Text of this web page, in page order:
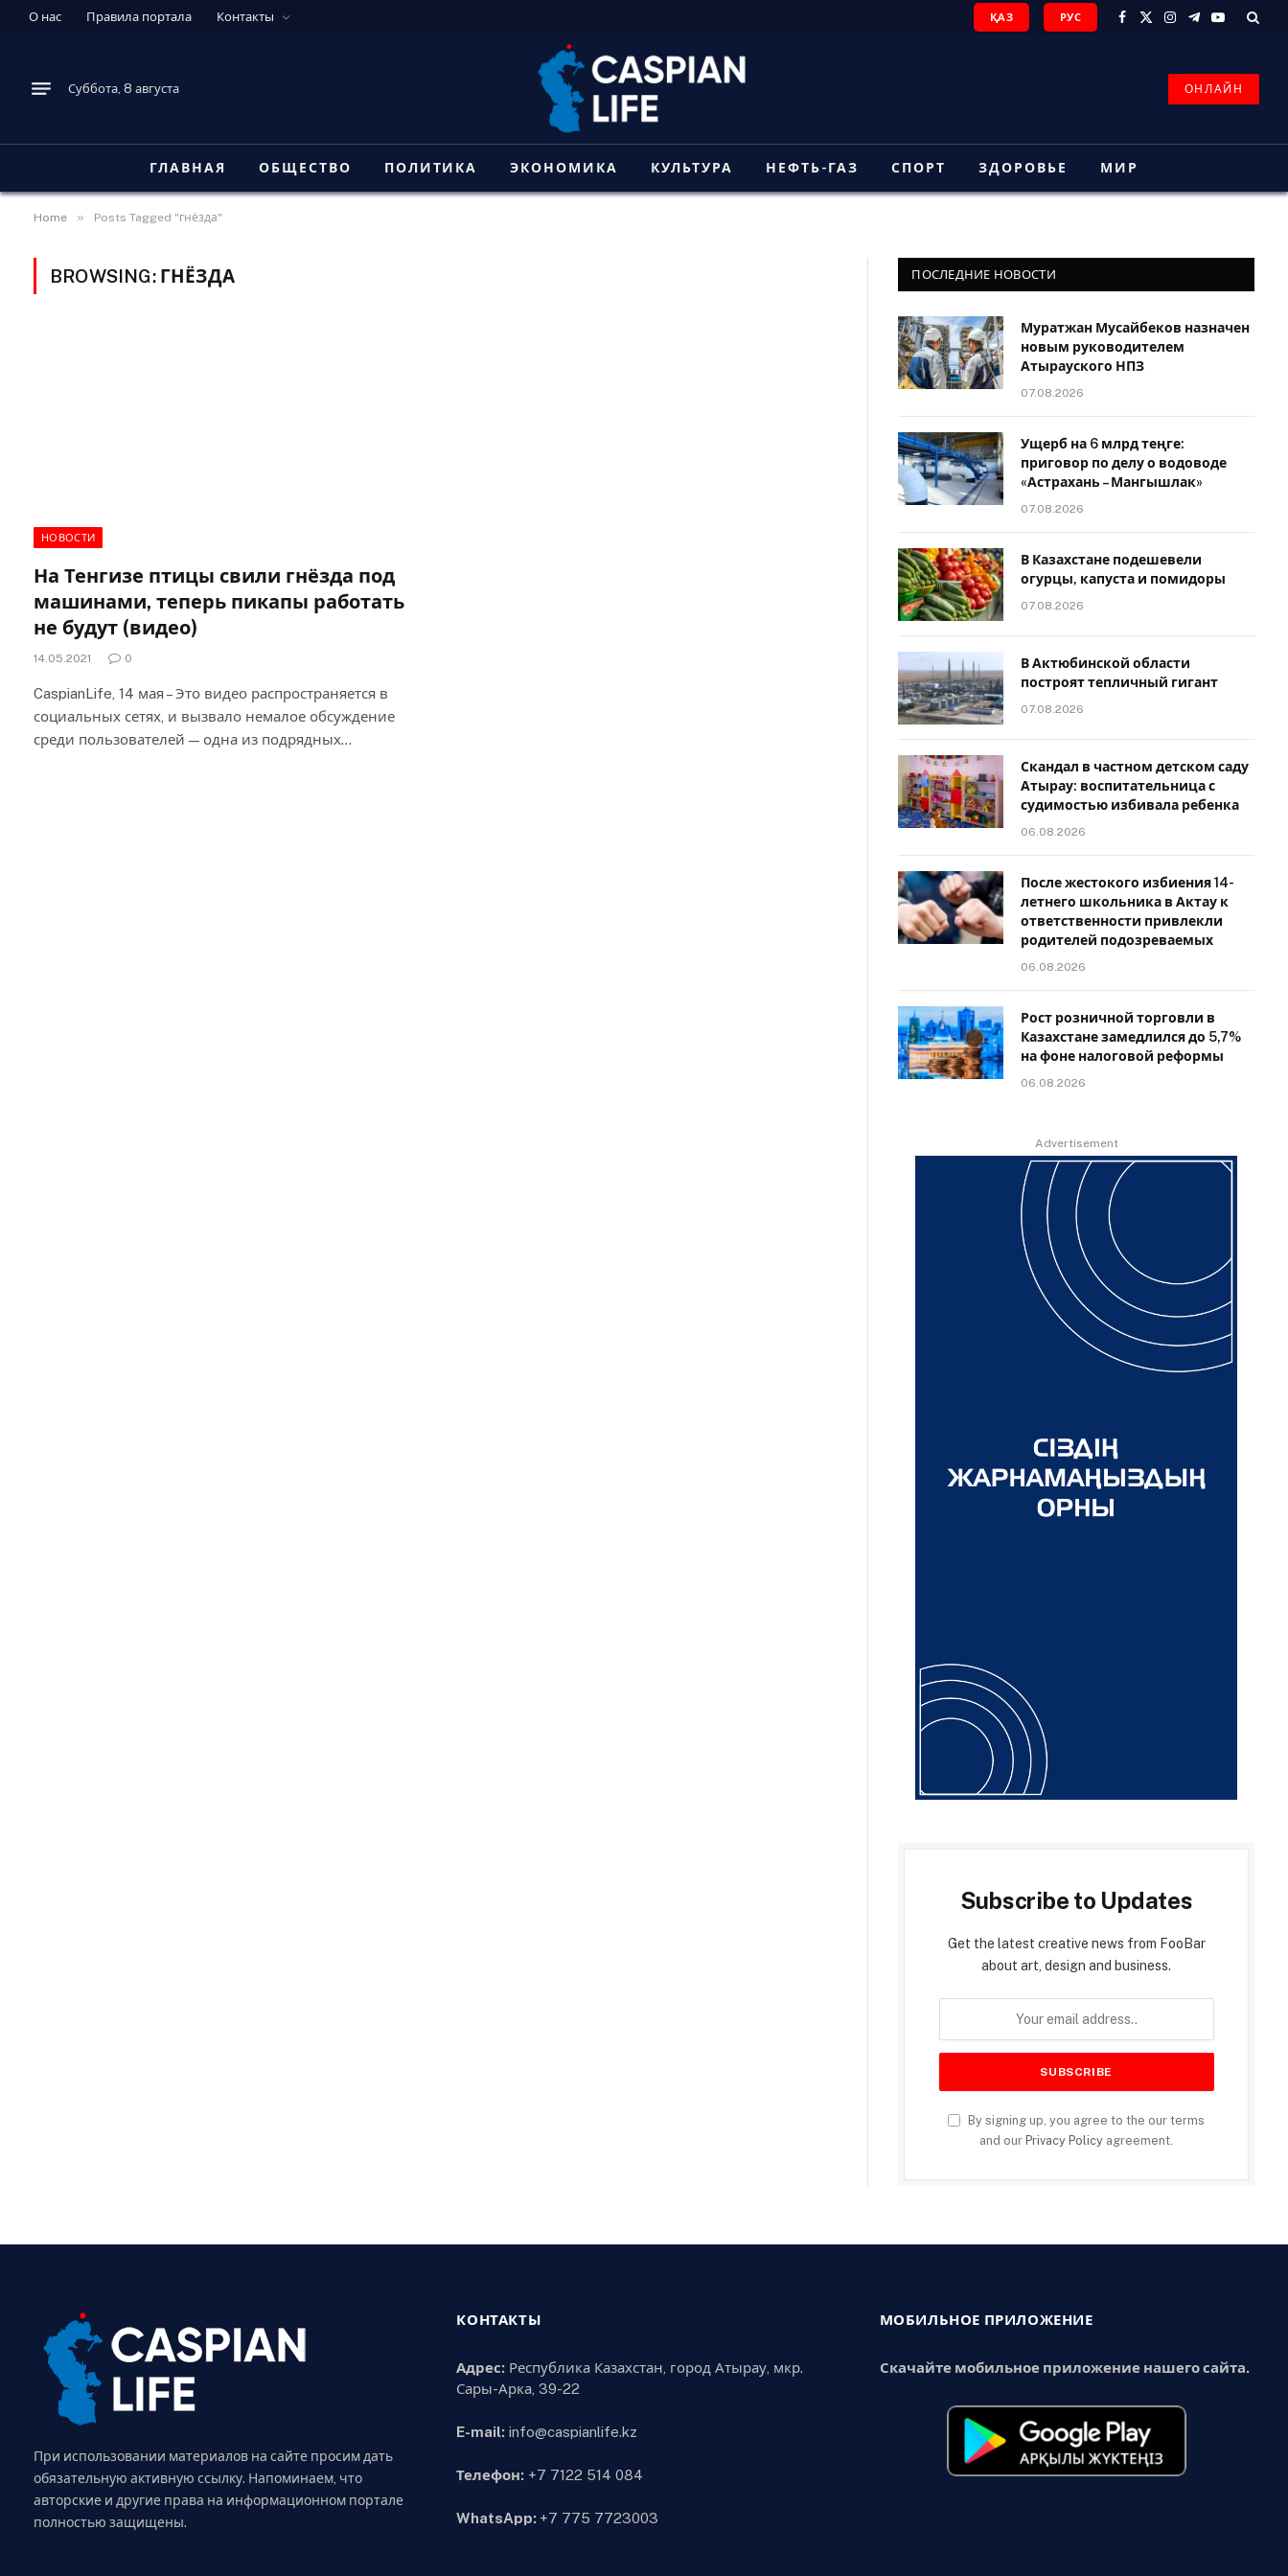
О нас Правила портала Контакты ҚАЗ РУС
Facebook
X
Instagram
Telegram
YouTube
Суббота, 8 августа ОНЛАЙН
ГЛАВНАЯ ОБЩЕСТВО ПОЛИТИКА ЭКОНОМИКА КУЛЬТУРА НЕФТЬ-ГАЗ СПОРТ ЗДОРОВЬЕ МИР
Home » Posts Tagged "гнёзда"
BROWSING: ГНЁЗДА
НОВОСТИ
На Тенгизе птицы свили гнёзда под
машинами, теперь пикапы работать
не будут (видео)
14.05.2021 0
CaspianLife, 14 мая – Это видео распространяется в
социальных сетях, и вызвало немалое обсуждение
среди пользователей — одна из подрядных…
ПОСЛЕДНИЕ НОВОСТИ
Муратжан Мусайбеков назначен
новым руководителем
Атырауского НПЗ
07.08.2026
Ущерб на 6 млрд теңге:
приговор по делу о водоводе
«Астрахань – Мангышлак»
07.08.2026
В Казахстане подешевели
огурцы, капуста и помидоры
07.08.2026
В Актюбинской области
построят тепличный гигант
07.08.2026
Скандал в частном детском саду
Атырау: воспитательница с
судимостью избивала ребенка
06.08.2026
После жестокого избиения 14-
летнего школьника в Актау к
ответственности привлекли
родителей подозреваемых
06.08.2026
Рост розничной торговли в
Казахстане замедлился до 5,7%
на фоне налоговой реформы
06.08.2026
Advertisement
Subscribe to Updates
Get the latest creative news from FooBar
about art, design and business.
By signing up, you agree to the our terms
and our Privacy Policy agreement.
При использовании материалов на сайте просим дать
обязательную активную ссылку. Напоминаем, что
авторские и другие права на информационном портале
полностью защищены.
КОНТАКТЫ
Адрес: Республика Казахстан, город Атырау, мкр.
Сары-Арка, 39-22
E-mail: info@caspianlife.kz
Телефон: +7 7122 514 084
WhatsApp: +7 775 7723003
МОБИЛЬНОЕ ПРИЛОЖЕНИЕ
Скачайте мобильное приложение нашего сайта.